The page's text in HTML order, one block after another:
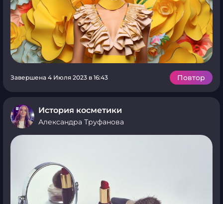
Завершена 4 Июля 2023 в 16:43 Повтор
История косметики
Александра Труфанова